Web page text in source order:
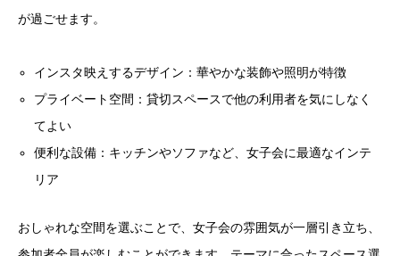
が過ごせます。
インスタ映えするデザイン：華やかな装飾や照明が特徴
プライベート空間：貸切スペースで他の利用者を気にしなく
てよい
便利な設備：キッチンやソファなど、女子会に最適なインテ
リア
おしゃれな空間を選ぶことで、女子会の雰囲気が一層引き立ち、